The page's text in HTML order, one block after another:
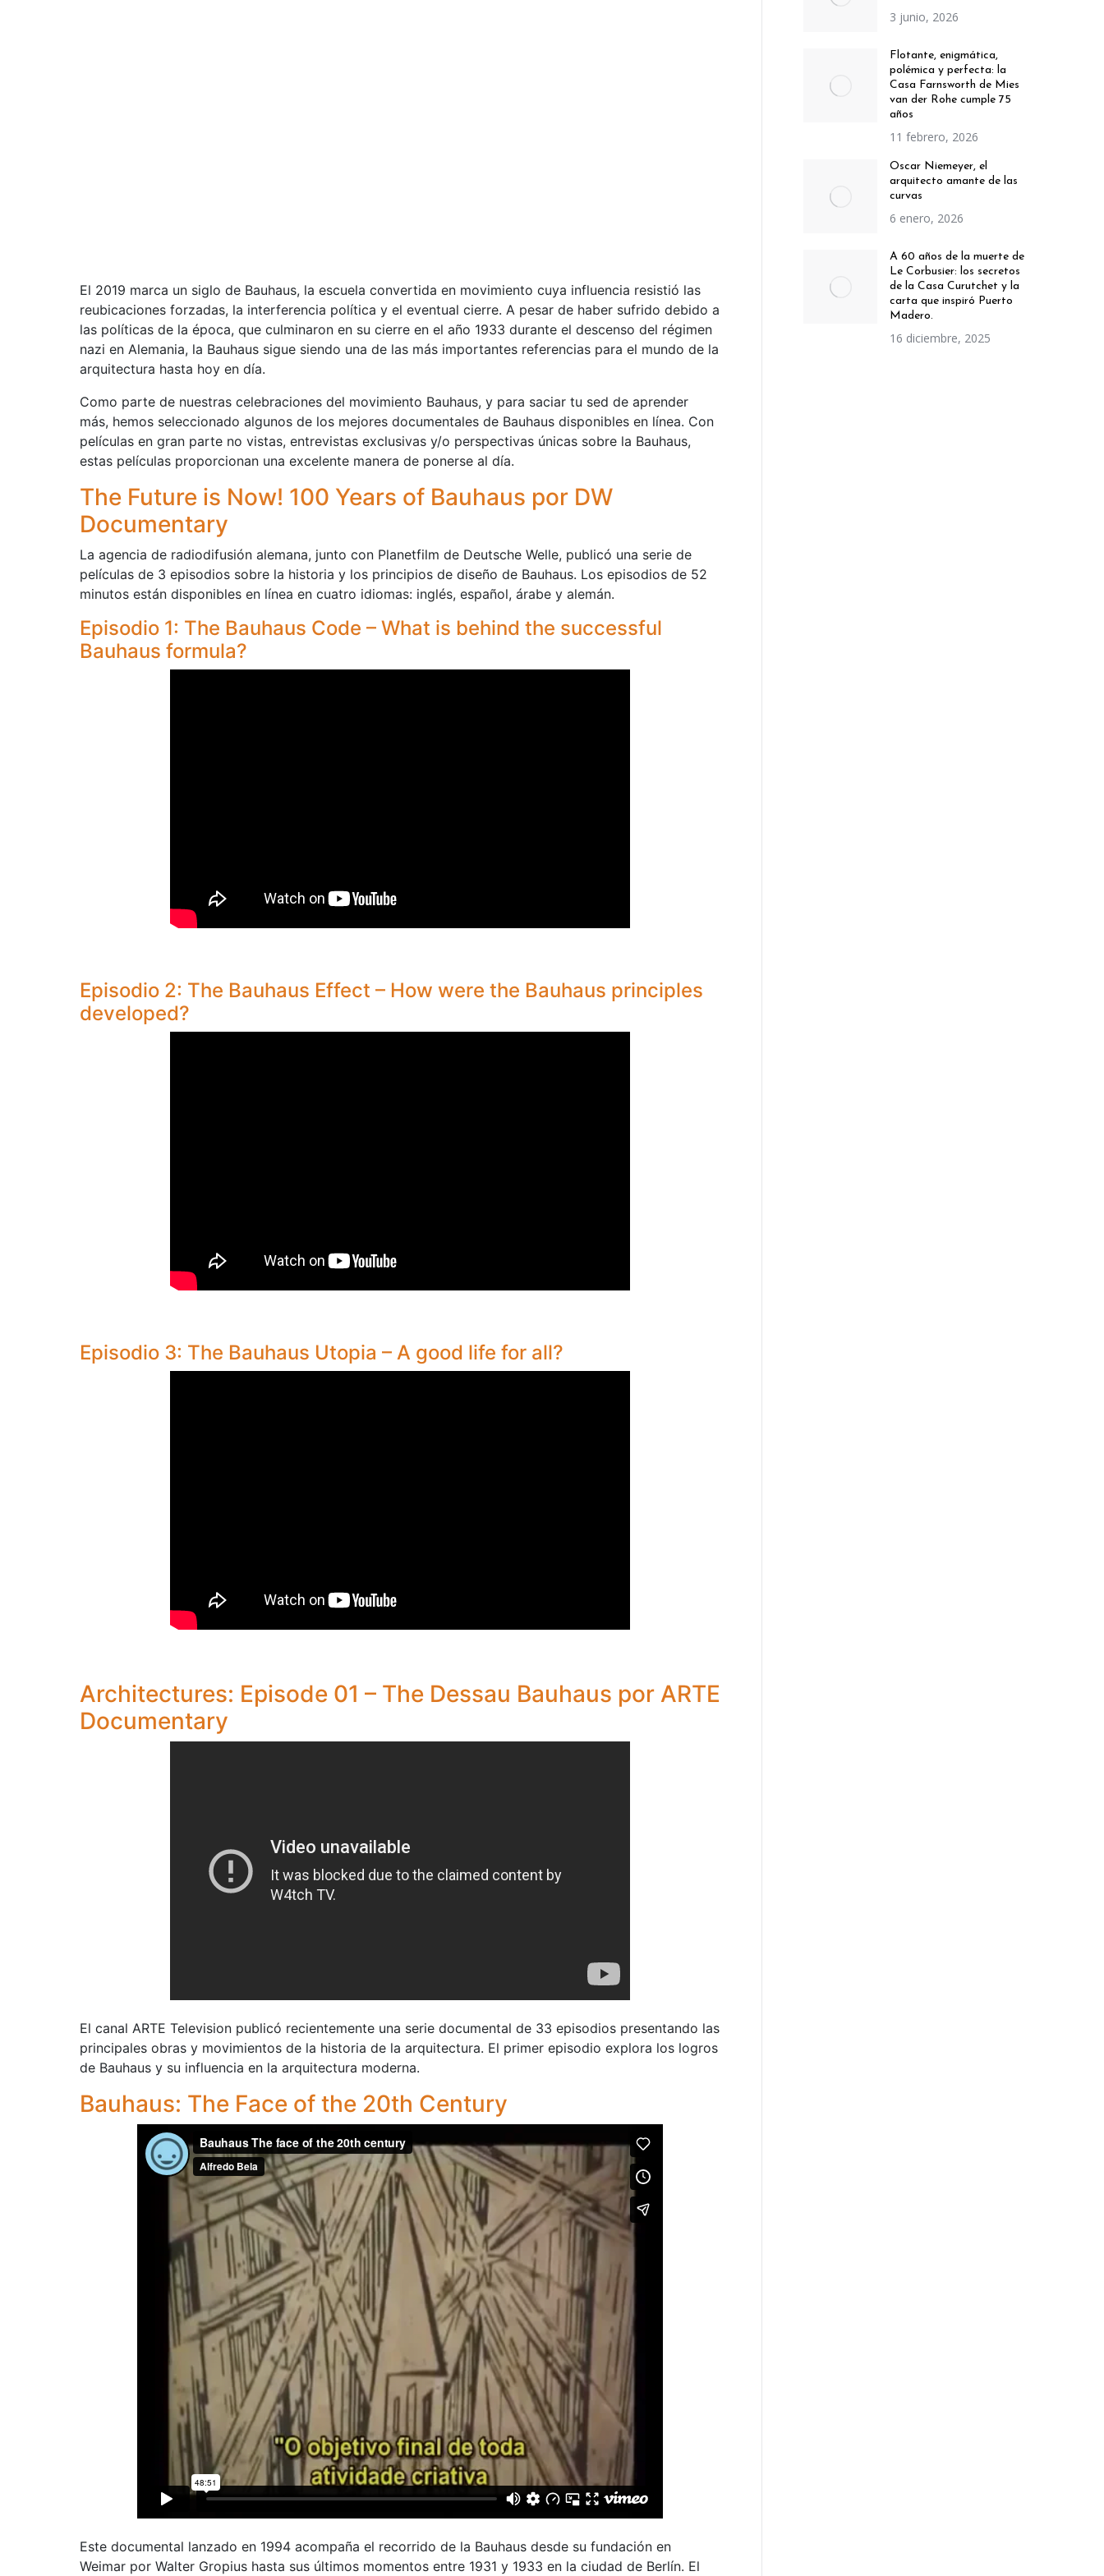
El 2019 marca un siglo de Bauhaus, la escuela convertida en movimiento cuya influencia resistió las
reubicaciones forzadas, la interferencia política y el eventual cierre. A pesar de haber sufrido debido a
las políticas de la época, que culminaron en su cierre en el año 1933 durante el descenso del régimen
nazi en Alemania, la Bauhaus sigue siendo una de las más importantes referencias para el mundo de la
arquitectura hasta hoy en día.
Como parte de nuestras celebraciones del movimiento Bauhaus, y para saciar tu sed de aprender
más, hemos seleccionado algunos de los mejores documentales de Bauhaus disponibles en línea. Con
películas en gran parte no vistas, entrevistas exclusivas y/o perspectivas únicas sobre la Bauhaus,
estas películas proporcionan una excelente manera de ponerse al día.
The Future is Now! 100 Years of Bauhaus por DW
Documentary
La agencia de radiodifusión alemana, junto con Planetfilm de Deutsche Welle, publicó una serie de
películas de 3 episodios sobre la historia y los principios de diseño de Bauhaus. Los episodios de 52
minutos están disponibles en línea en cuatro idiomas: inglés, español, árabe y alemán.
Episodio 1: The Bauhaus Code – What is behind the successful
Bauhaus formula?
Episodio 2: The Bauhaus Effect – How were the Bauhaus principles
developed?
Episodio 3: The Bauhaus Utopia – A good life for all?
Architectures: Episode 01 – The Dessau Bauhaus por ARTE
Documentary
El canal ARTE Television publicó recientemente una serie documental de 33 episodios presentando las
principales obras y movimientos de la historia de la arquitectura. El primer episodio explora los logros
de Bauhaus y su influencia en la arquitectura moderna.
Bauhaus: The Face of the 20th Century
Este documental lanzado en 1994 acompaña el recorrido de la Bauhaus desde su fundación en
Weimar por Walter Gropius hasta sus últimos momentos entre 1931 y 1933 en la ciudad de Berlín. El
3 junio, 2026
Flotante, enigmática,
polémica y perfecta: la
Casa Farnsworth de Mies
van der Rohe cumple 75
años
11 febrero, 2026
Oscar Niemeyer, el
arquitecto amante de las
curvas
6 enero, 2026
A 60 años de la muerte de
Le Corbusier: los secretos
de la Casa Curutchet y la
carta que inspiró Puerto
Madero.
16 diciembre, 2025